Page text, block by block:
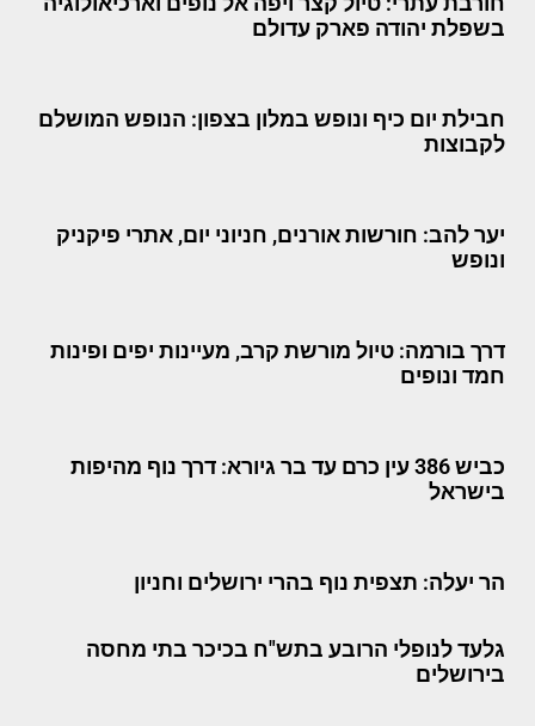
בשפלת יהודה פארק עדולם
חבילת יום כיף ונופש במלון בצפון: הנופש המושלם
לקבוצות
יער להב: חורשות אורנים, חניוני יום, אתרי פיקניק
ונופש
דרך בורמה: טיול מורשת קרב, מעיינות יפים ופינות
חמד ונופים
כביש 386 עין כרם עד בר גיורא: דרך נוף מהיפות
בישראל
הר יעלה: תצפית נוף בהרי ירושלים וחניון
גלעד לנופלי הרובע בתש"ח בכיכר בתי מחסה
בירושלים